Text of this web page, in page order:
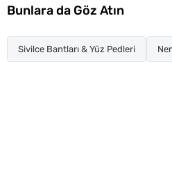
Bunlara da Göz Atın
Sivilce Bantları & Yüz Pedleri